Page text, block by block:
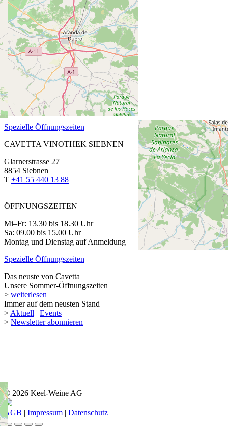
CAVETTA VINOTHEK PFÄFFIKON
Churerstrasse 64
8808 Pfäffikon SZ
T+41 55 420 11 44
ÖFFNUNGSZEITEN
Fr: 13.30 bis 18.30 Uhr
Sa: 9.00 bis 15.00 Uhr
Montag bis Donnerstag auf Anmeldung
Spezielle Öffnungszeiten
CAVETTA VINOTHEK SIEBNEN
Glarnerstrasse 27
8854 Siebnen
T +41 55 440 13 88
ÖFFNUNGSZEITEN
Mi–Fr: 13.30 bis 18.30 Uhr
Sa: 09.00 bis 15.00 Uhr
Montag und Dienstag auf Anmeldung
Spezielle Öffnungszeiten
Das neuste von Cavetta
Unsere Sommer-Öffnungszeiten
> weiterlesen
Immer auf dem neusten Stand
> Aktuell | Events
> Newsletter abonnieren
© 2026 Keel-Weine AG
AGB | Impressum | Datenschutz